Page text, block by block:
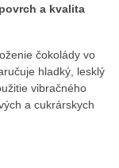
a kvalita
čokolády vo
hladký, lesklý
vibračného
a cukrárskych